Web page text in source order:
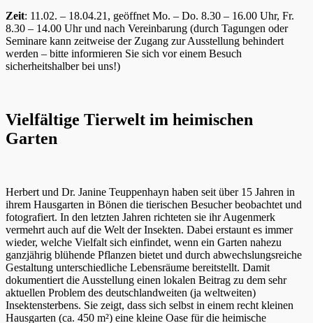
Zeit: 11.02. – 18.04.21, geöffnet Mo. – Do. 8.30 – 16.00 Uhr, Fr.
8.30 – 14.00 Uhr und nach Vereinbarung (durch Tagungen oder
Seminare kann zeitweise der Zugang zur Ausstellung behindert
werden – bitte informieren Sie sich vor einem Besuch
sicherheitshalber bei uns!)
Vielfältige Tierwelt im heimischen
Garten
Herbert und Dr. Janine Teuppenhayn haben seit über 15 Jahren in
ihrem Hausgarten in Bönen die tierischen Besucher beobachtet und
fotografiert. In den letzten Jahren richteten sie ihr Augenmerk
vermehrt auch auf die Welt der Insekten. Dabei erstaunt es immer
wieder, welche Vielfalt sich einfindet, wenn ein Garten nahezu
ganzjährig blühende Pflanzen bietet und durch abwechslungsreiche
Gestaltung unterschiedliche Lebensräume bereitstellt. Damit
dokumentiert die Ausstellung einen lokalen Beitrag zu dem sehr
aktuellen Problem des deutschlandweiten (ja weltweiten)
Insektensterbens. Sie zeigt, dass sich selbst in einem recht kleinen
Hausgarten (ca. 450 m²) eine kleine Oase für die heimische